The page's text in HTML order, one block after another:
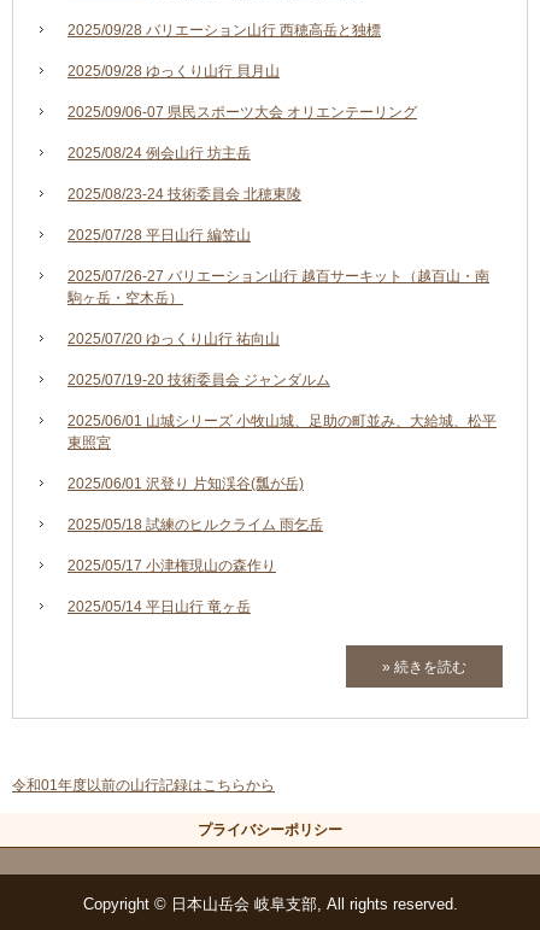
2025/09/28 バリエーション山行 西穂高岳と独標
2025/09/28 ゆっくり山行 貝月山
2025/09/06-07 県民スポーツ大会 オリエンテーリング
2025/08/24 例会山行 坊主岳
2025/08/23-24 技術委員会 北穂東陵
2025/07/28 平日山行 編笠山
2025/07/26-27 バリエーション山行 越百サーキット（越百山・南
駒ヶ岳・空木岳）
2025/07/20 ゆっくり山行 祐向山
2025/07/19-20 技術委員会 ジャンダルム
2025/06/01 山城シリーズ 小牧山城、足助の町並み、大給城、松平
東照宮
2025/06/01 沢登り 片知渓谷(瓢が岳)
2025/05/18 試練のヒルクライム 雨乞岳
2025/05/17 小津権現山の森作り
2025/05/14 平日山行 竜ヶ岳
» 続きを読む
令和01年度以前の山行記録はこちらから
プライバシーポリシー
Copyright © 日本山岳会 岐阜支部, All rights reserved.